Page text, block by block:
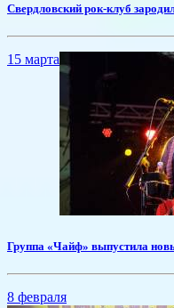
Свердловский рок-клуб
15 марта
Группа ​«Чайф» выпустила
8 февраля